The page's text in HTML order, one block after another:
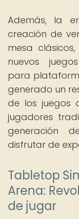
Además, la
creación de
mesa
nuevos
para
generado un
de los juegos
jugadores
generación
disfrutar de
Tabletop
Arena:
de jugar